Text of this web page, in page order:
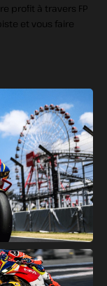
profit à travers FP
et vous faire